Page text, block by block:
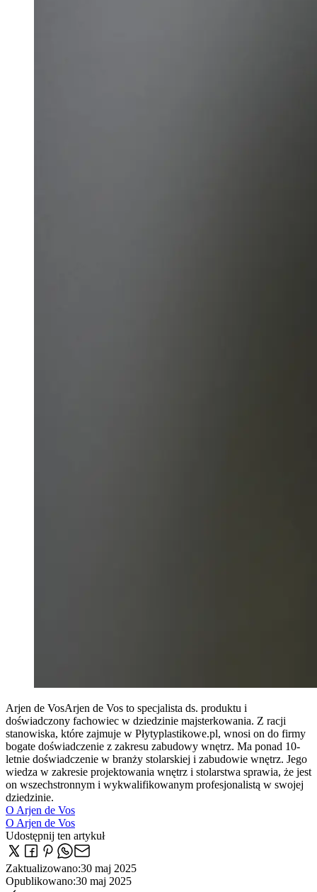
Arjen de VosArjen de Vos to specjalista ds. produktu i
doświadczony fachowiec w dziedzinie majsterkowania. Z racji
stanowiska, które zajmuje w Płytyplastikowe.pl, wnosi on do firmy
bogate doświadczenie z zakresu zabudowy wnętrz. Ma ponad 10-
letnie doświadczenie w branży stolarskiej i zabudowie wnętrz. Jego
wiedza w zakresie projektowania wnętrz i stolarstwa sprawia, że jest
on wszechstronnym i wykwalifikowanym profesjonalistą w swojej
dziedzinie.
O Arjen de Vos
O Arjen de Vos
Udostępnij ten artykuł
Zaktualizowano:30 maj 2025
Opublikowano:30 maj 2025